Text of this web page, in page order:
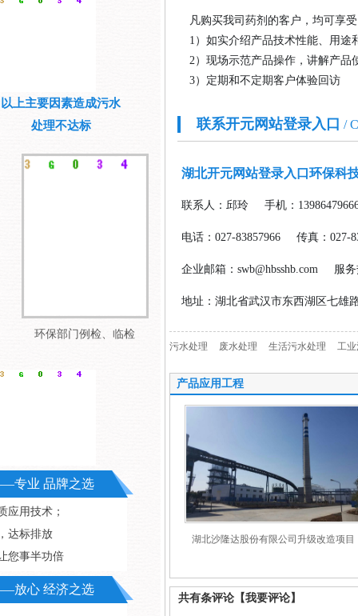
以上主要因素造成污水
处理不达标
环保部门例检、临检
设备维护成本高
业 品牌之选
应用技术；
达标排放
您事半功倍
心 经济之选
凡购买我司药剂的客户，均可享
1 ） 如实介绍产品技术性能、用途
2）现场示范产品操作，讲解产品
3）定期和不定期客户体验回访
联系开元网站登录入口 /
湖北开元网站登录入口环保科
联系人：邱玲 手机：
电话：027-83857966 传真：027-
企业邮箱：swb@hbsshb.com 服
地址：湖北省武汉市东西湖区七雄
污水处理 废水处理 生活污水处理 工
产品应用工程
湖北沙隆达股份有限公司升级改造项目
共有条评论 【我要评论】